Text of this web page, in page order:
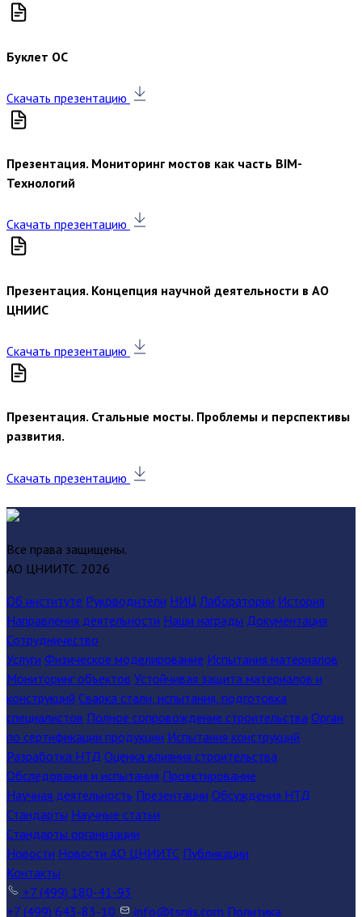
Буклет ОС
Скачать презентацию
Презентация. Мониторинг мостов как часть BIM-
Технологий
Скачать презентацию
Презентация. Концепция научной деятельности в АО
ЦНИИС
Скачать презентацию
Презентация. Стальные мосты. Проблемы и перспективы
развития.
Скачать презентацию
Все права защищены.
АО ЦНИИТС. 2026
Об институте Руководители НИЦ Лаборатории История
Направления деятельности Наши награды Документация
Сотрудничество
Услуги Физическое моделирование Испытания материалов
Мониторинг объектов Устойчивая защита материалов и
конструкций Сварка стали, испытания, подготовка
специалистов Полное сопровождение строительства Орган
по сертификации продукции Испытания конструкций
Разработка НТД Оценка влияния строительства
Обследования и испытания Проектирование
Научная деятельность Презентации Обсуждения НТД
Стандарты Научные статьи
Стандарты организации
Новости Новости АО ЦНИИТС Публикации
Контакты
+7 (499) 180-41-93
+7 (499) 643-83-10
info@tsniis.com Политика